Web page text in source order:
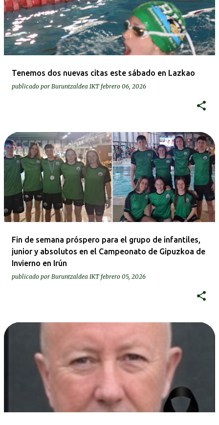
Tenemos dos nuevas citas este sábado en Lazkao
publicado por Buruntzaldea IKT febrero 06, 2026
Fin de semana próspero para el grupo de infantiles,
junior y absolutos en el Campeonato de Gipuzkoa de
Invierno en Irún
publicado por Buruntzaldea IKT febrero 05, 2026